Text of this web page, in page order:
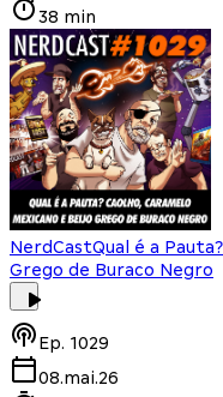
38 min
NerdCastQual é a
Grego de Buraco Negro
Ep. 1029
08.mai.26